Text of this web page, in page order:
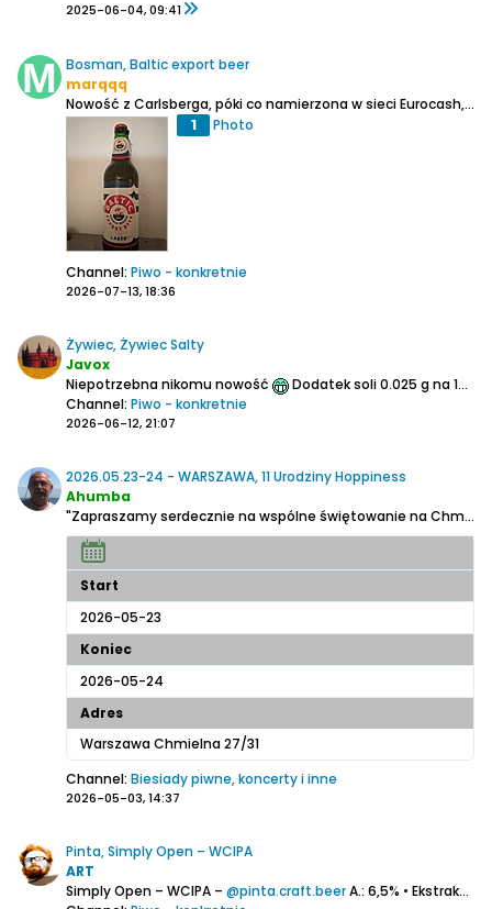
2025-06-04, 09:41
Bosman, Baltic export beer
marqqq
Nowość z Carlsberga, póki co namierzona w sieci Eurocash, a konkretnie w sklepie Delikatesy Centrum. Nie wiem czy jest w innych sklepach sieci, ale można szukać w Lewiatan, Groszek, Duży Ben.
1 Photo
Channel: Piwo - konkretnie
2026-07-13, 18:36
Żywiec, Żywiec Salty
Javox
Niepotrzebna nikomu nowość
Dodatek soli 0.025 g na 100 ml, alko 5.0%
Channel: Piwo - konkretnie
2026-06-12, 21:07
2026.05.23-24 - WARSZAWA, 11 Urodziny Hoppiness
Ahumba
"Zapraszamy serdecznie na wspólne świętowanie na Chmielnej. Będą dedykowane piwa i premiery, będą specjalne dania z naszej kuchni, będzie majowy, wiosenny ogródek, rozmowy do późnej nocy i wspaniała atmosfera. Pokażmy, że Kraft ma się jeszcze całkiem dobrze!" - ze strony organizatora
Start
2026-05-23
Koniec
2026-05-24
Adres
Warszawa Chmielna 27/31
Channel: Biesiady piwne, koncerty i inne
2026-05-03, 14:37
Pinta, Simply Open – WCIPA
ART
Simply Open – WCIPA – @pinta.craft.beerA.: 6,5% • Ekstrakt: 15° P • IBU: ?